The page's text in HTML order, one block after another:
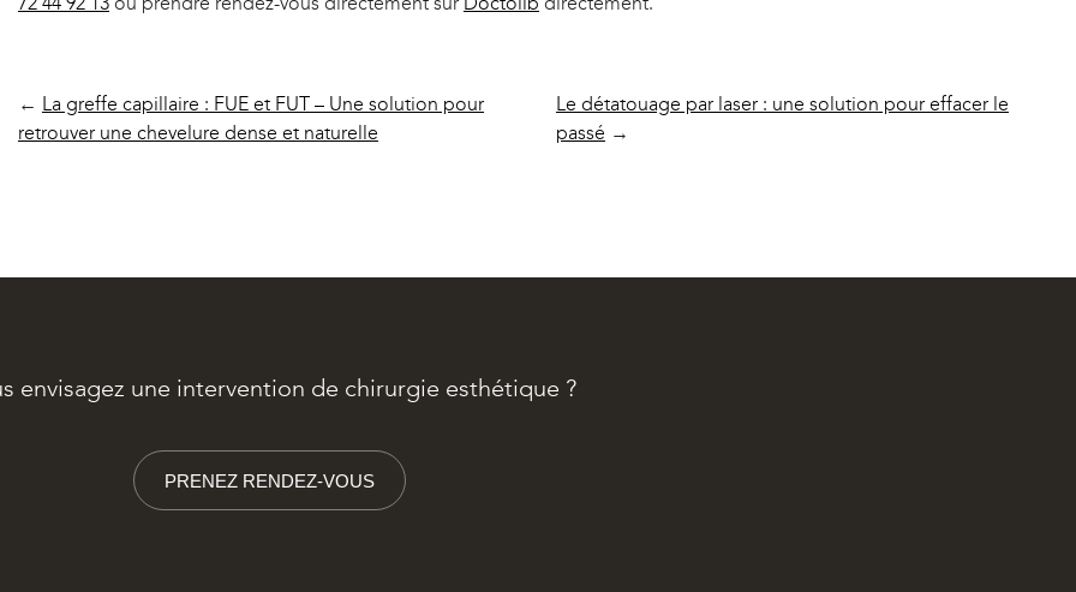
← La greffe capillaire : FUE et FUT – Une solution pour
retrouver une chevelure dense et naturelle
Le détatouage par laser : une solution pour effacer le
passé →
envisagez une intervention de chirurgie esthétique ?
PRENEZ RENDEZ-VOUS